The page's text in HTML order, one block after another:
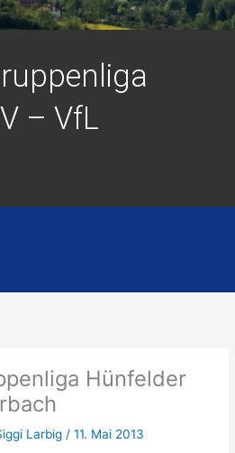
– VfL
Hünfelder
Larbig/11. Mai 2013